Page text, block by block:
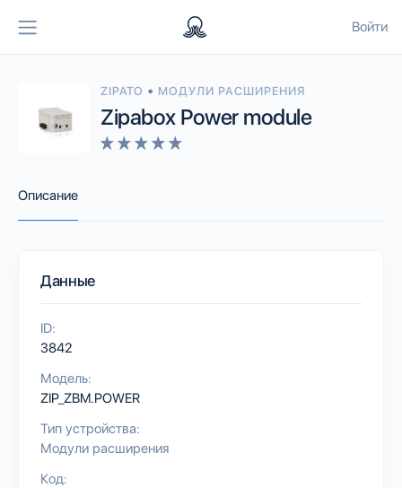
Войти
ZIPATO • МОДУЛИ РАСШИРЕНИЯ
Zipabox Power module
Описание
Данные
ID:
3842
Модель:
ZIP_ZBM.POWER
Тип устройства:
Модули расширения
Код: